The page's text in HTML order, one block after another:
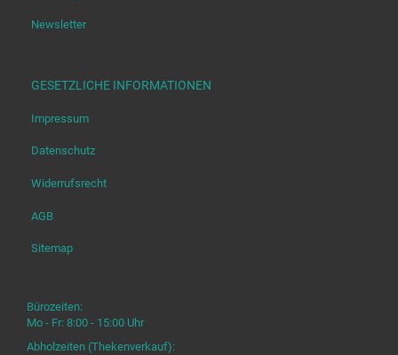
Newsletter
GESETZLICHE INFORMATIONEN
Impressum
Datenschutz
Widerrufsrecht
AGB
Sitemap
Bürozeiten:
Mo - Fr: 8:00 - 15:00 Uhr
Abholzeiten (Thekenverkauf):